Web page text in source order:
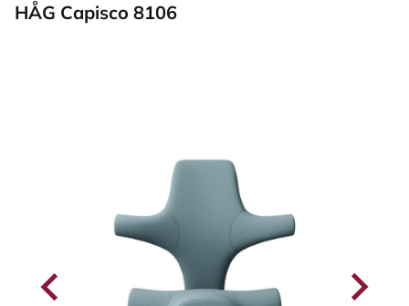
HÅG Capisco 8106